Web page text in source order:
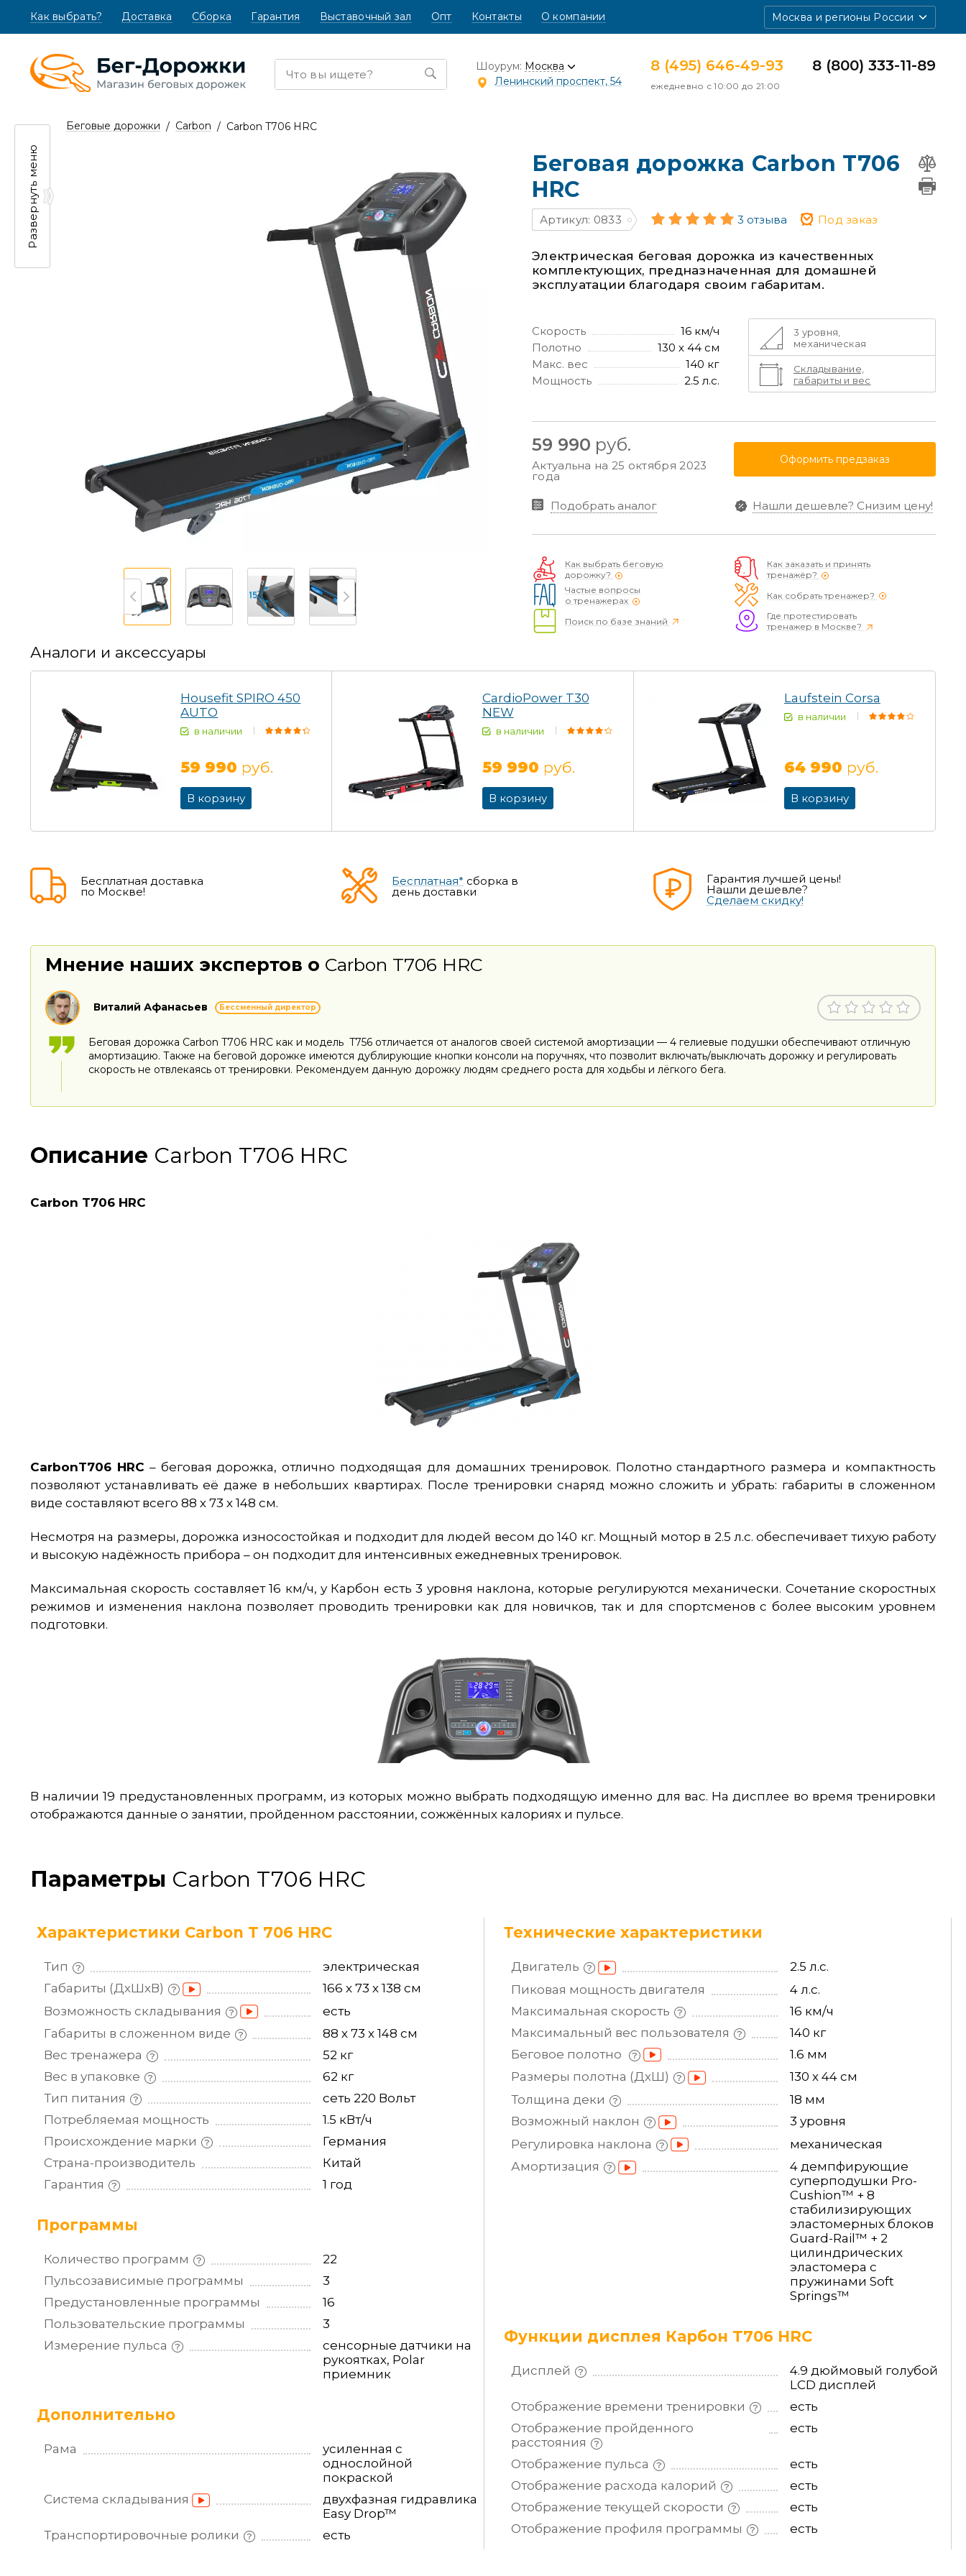
Как выбрать? (текущая)
Доставка Сборка Гарантия Выставочный зал Опт Контакты О компании Москва и регионы России
Шоурум: Москва
Ленинский проспект, 54
8 (495) 646-49-93
ежедневно с 10:00 до 21:00
8 (800) 333-11-89
Развернуть меню
Беговые дорожки Carbon Carbon T706 HRC
Беговая дорожка Carbon T706
HRC
Артикул: 0833 3 отзыва Под заказ
Электрическая беговая дорожка из качественных
комплектующих, предназначенная для домашней
эксплуатации благодаря своим габаритам.
Скорость
16 км/ч
Полотно
130 х 44 см
Макс. вес
140 кг
Мощность
2.5 л.с.
3 уровня,
механическая
Складывание,
габариты и вес
59 990 руб.
Актуальна на 25 октября 2023
года
Оформить предзаказ
Подобрать аналог Нашли дешевле? Снизим цену!
Как выбрать беговую
дорожку?
Частые вопросы
о тренажерах
Поиск по базе знаний
Как заказать и принять
тренажёр?
Как собрать тренажер?
Где протестировать
тренажер в Москве?
Аналоги и аксессуары
Housefit SPIRO 450
AUTO
в наличии
59 990 руб.
В корзину
CardioPower T30
NEW
в наличии
59 990 руб.
В корзину
Laufstein Corsa
в наличии
64 990 руб.
В корзину
Бесплатная доставка
по Москве!
Бесплатная* сборка в
день доставки
Гарантия лучшей цены!
Нашли дешевле?
Сделаем скидку!
Мнение наших экспертов о Carbon T706 HRC
Виталий Афанасьев Бессменный директор
Беговая дорожка Carbon T706 HRC как и модель T756 отличается от аналогов своей системой амортизации — 4 гелиевые подушки обеспечивают отличную
амортизацию. Также на беговой дорожке имеются дублирующие кнопки консоли на поручнях, что позволит включать/выключать дорожку и регулировать
скорость не отвлекаясь от тренировки. Рекомендуем данную дорожку людям среднего роста для ходьбы и лёгкого бега.
Описание Carbon T706 HRC
Carbon T706 HRC
CarbonT706 HRC – беговая дорожка, отлично подходящая для домашних тренировок. Полотно стандартного размера и компактность
позволяют устанавливать её даже в небольших квартирах. После тренировки снаряд можно сложить и убрать: габариты в сложенном
виде составляют всего 88 х 73 х 148 см.
Несмотря на размеры, дорожка износостойкая и подходит для людей весом до 140 кг. Мощный мотор в 2.5 л.с. обеспечивает тихую работу
и высокую надёжность прибора – он подходит для интенсивных ежедневных тренировок.
Максимальная скорость составляет 16 км/ч, у Карбон есть 3 уровня наклона, которые регулируются механически. Сочетание скоростных
режимов и изменения наклона позволяет проводить тренировки как для новичков, так и для спортсменов с более высоким уровнем
подготовки.
В наличии 19 предустановленных программ, из которых можно выбрать подходящую именно для вас. На дисплее во время тренировки
отображаются данные о занятии, пройденном расстоянии, сожжённых калориях и пульсе.
Параметры Carbon T706 HRC
Характеристики Carbon T 706 HRC
Тип
электрическая
Габариты (ДхШхВ)
166 х 73 х 138 см
Возможность складывания
есть
Габариты в сложенном виде
88 х 73 х 148 см
Вес тренажера
52 кг
Вес в упаковке
62 кг
Тип питания
сеть 220 Вольт
Потребляемая мощность
1.5 кВт/ч
Происхождение марки
Германия
Страна-производитель
Китай
Гарантия
1 год
Программы
Количество программ
22
Пульсозависимые программы
3
Предустановленные программы
16
Пользовательские программы
3
Измерение пульса
сенсорные датчики на
рукоятках, Polar
приемник
Дополнительно
Рама
усиленная с
однослойной
покраской
Система складывания
двухфазная гидравлика
Easy Drop™
Транспортировочные ролики есть
Технические характеристики
Двигатель
2.5 л.с.
Пиковая мощность двигателя
4 л.с.
Максимальная скорость
16 км/ч
Максимальный вес пользователя
140 кг
Беговое полотно
1.6 мм
Размеры полотна (ДхШ)
130 х 44 см
Толщина деки
18 мм
Возможный наклон
3 уровня
Регулировка наклона
механическая
Амортизация
4 демпфирующие
суперподушки Pro-
Cushion™ + 8
стабилизирующих
эластомерных блоков
Guard-Rail™ + 2
цилиндрических
эластомера с
пружинами Soft
Springs™
Функции дисплея Карбон T706 HRC
Дисплей
4.9 дюймовый голубой
LCD дисплей
Отображение времени тренировки
есть
Отображение пройденного
расстояния
есть
Отображение пульса
есть
Отображение расхода калорий
есть
Отображение текущей скорости
есть
Отображение профиля программы есть